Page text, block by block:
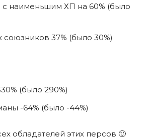
с наименьшим ХП на 60% (было
союзников 37% (было 30%)
(было 290%)
-64% (было -44%)
обладателей этих персов 🙂